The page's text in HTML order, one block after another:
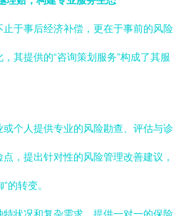
于事后经济补偿，更在于事前的风险
其提供的“咨询策划服务”构成了其服
或个人提供专业的风险勘查、评估与诊
，提出针对性的风险管理改善建议，
的转变。